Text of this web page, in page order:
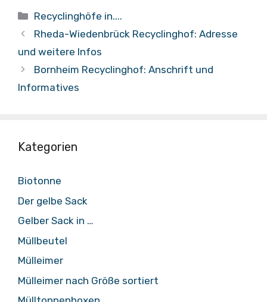
Kategorien
Recyclinghöfe in....
Rheda-Wiedenbrück Recyclinghof: Adresse
und weitere Infos
Bornheim Recyclinghof: Anschrift und
Informatives
Kategorien
Biotonne
Der gelbe Sack
Gelber Sack in …
Müllbeutel
Mülleimer
Mülleimer nach Größe sortiert